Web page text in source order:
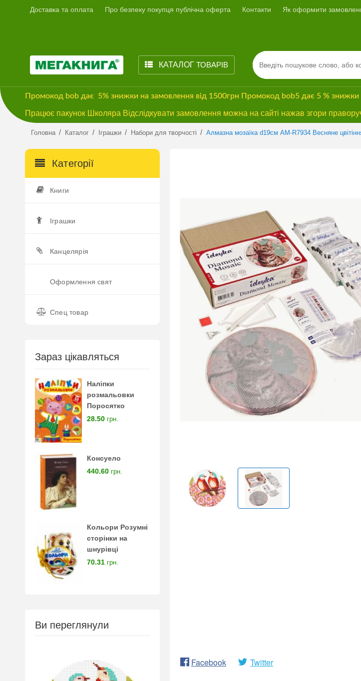
Доставка та оплата Про безпеку покупця публічна оферта Контакти Як оформити
КАТАЛОГТОВАРІВ
Промокод bob дає 5% знижки на замовлення від 1500грн Промокод bob5 дає 5 % знижки
Працює пакунок Школяра Відслідкувати замовлення можна на сайті нажав згори
Головна / Каталог / Іграшки / Набори для творчості / Алмазна мозаїка d19см АМ-R7934 Весняне
Категорії
Книги
Іграшки
Канцелярія
Оформлення свят
Спец товар
Зараз цікавляться
Наліпки
розмальовки
Поросятко
28.50 грн.
Консуело
440.60 грн.
Кольори Розумні
сторінки на
шнурівці
70.31 грн.
Ви переглянули
Facebook Twitter